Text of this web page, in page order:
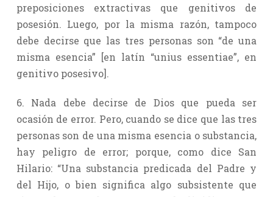
preposiciones extractivas que genitivos de
posesión. Luego, por la misma razón, tampoco
debe decirse que las tres personas son “de una
misma esencia” [en latín “unius essentiae”, en
genitivo posesivo].
6. Nada debe decirse de Dios que pueda ser
ocasión de error. Pero, cuando se dice que las tres
personas son de una misma esencia o substancia,
hay peligro de error; porque, como dice San
Hilario: “Una substancia predicada del Padre y
del Hijo, o bien significa algo subsistente que